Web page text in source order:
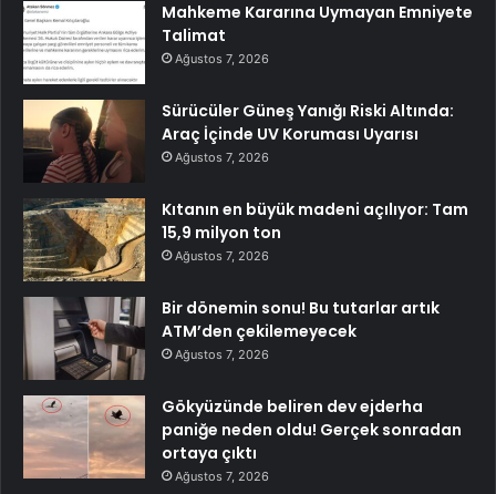
Mahkeme Kararına Uymayan Emniyete
Talimat
Ağustos 7, 2026
Sürücüler Güneş Yanığı Riski Altında:
Araç İçinde UV Koruması Uyarısı
Ağustos 7, 2026
Kıtanın en büyük madeni açılıyor: Tam
15,9 milyon ton
Ağustos 7, 2026
Bir dönemin sonu! Bu tutarlar artık
ATM’den çekilemeyecek
Ağustos 7, 2026
Gökyüzünde beliren dev ejderha
paniğe neden oldu! Gerçek sonradan
ortaya çıktı
Ağustos 7, 2026